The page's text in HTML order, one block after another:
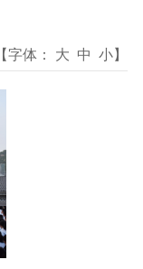
【字体： 大 中 小】